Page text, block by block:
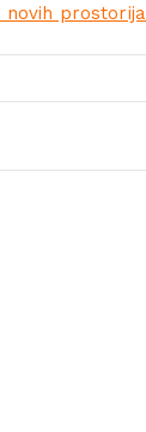
novih prostorija